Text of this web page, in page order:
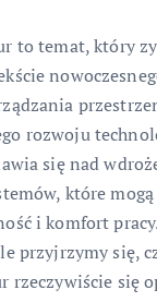
to temat, który
rozwoju
się nad
które mogą
i komfort
przyjrzymy się,
rzeczywiście się